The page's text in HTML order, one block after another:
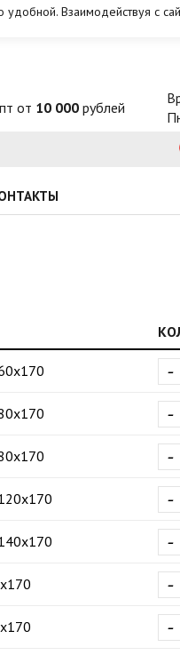
Взаимодействуя с
от 10 000 рублей
-
-
-
-
-
-
-